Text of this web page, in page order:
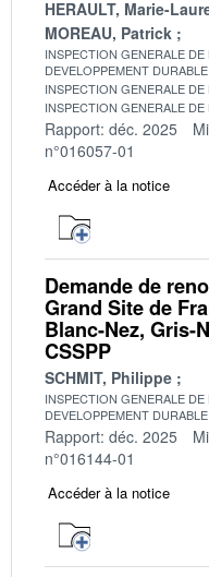
HERAULT, Marie-
MOREAU, Patrick
INSPECTION GENERALE
DEVELOPPEMENT
INSPECTION GENERALE
INSPECTION GENERALE
Rapport: déc. 2025
n°016057-01
Accéder à la notice
Demande de
Grand Site de
Blanc-Nez, Gris-
CSSPP
SCHMIT, Philippe
INSPECTION GENERALE
DEVELOPPEMENT
Rapport: déc. 2025
n°016144-01
Accéder à la notice